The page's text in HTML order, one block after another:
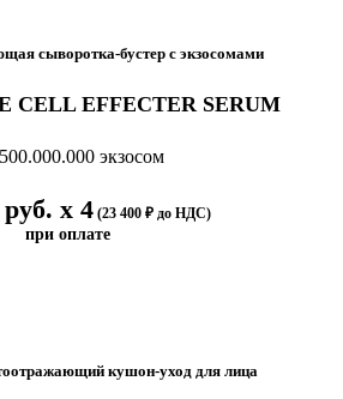
сыворотка-бустер с экзосомами
CELL EFFECTER SERUM
экзосом
х 4 (23 400 ₽ до НДС)
при оплате
кушон-уход для лица